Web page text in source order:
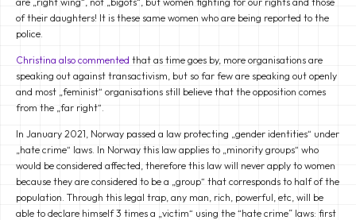
of their daughters! It is these same women who are being reported to the
police.
Christina also commented that as time goes by, more organisations are
speaking out against transactivism, but so far few are speaking out openly
and most „feminist“ organisations still believe that the opposition comes
from the „far right“.
In January 2021, Norway passed a law protecting „gender identities“ under
„hate crime“ laws. In Norway this law applies to „minority groups“ who
would be considered affected, therefore this law will never apply to women
because they are considered to be a „group“ that corresponds to half of the
population. Through this legal trap, any man, rich, powerful, etc, will be
able to declare himself 3 times a „victim“ using the “hate crime” laws: first